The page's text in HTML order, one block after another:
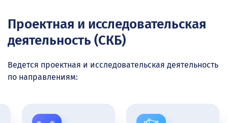
Проектная и исследовательская
деятельность (СКБ)
Ведется проектная и исследовательская деятельность
по направлениям: